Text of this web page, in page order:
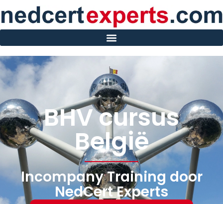
BHV cursus
België
Incompany Training door
NedCert Experts